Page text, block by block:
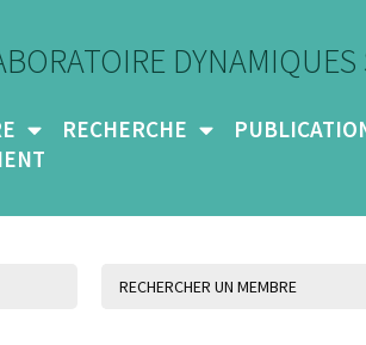
RECHERCHE